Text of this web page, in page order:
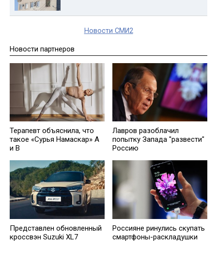
Новости СМИ2
Новости партнеров
Терапевт объяснила, что
такое «Сурья Намаскар» А
и В
Лавров разоблачил
попытку Запада "развести"
Россию
Представлен обновленный
кроссвэн Suzuki XL7
Россияне ринулись скупать
смартфоны-раскладушки